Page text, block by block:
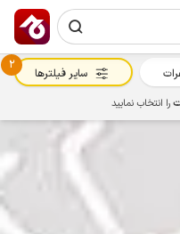
2
سایر فیلترها
را انتخاب نمایید